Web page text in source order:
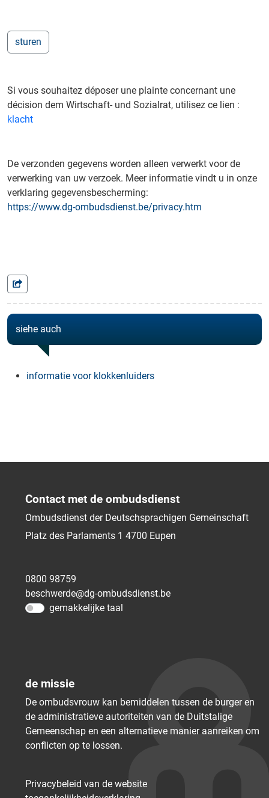
Si vous souhaitez déposer une plainte concernant une
décision dem Wirtschaft- und Sozialrat, utilisez ce lien :
klacht
De verzonden gegevens worden alleen verwerkt voor de
verwerking van uw verzoek. Meer informatie vindt u in onze
verklaring gegevensbescherming:
https://www.dg-ombudsdienst.be/privacy.htm
siehe auch
informatie voor klokkenluiders
Contact met de ombudsdienst
Ombudsdienst der Deutschsprachigen Gemeinschaft
Platz des Parlaments 1 4700 Eupen
0800 98759
beschwerde@dg-ombudsdienst.be
gemakkelijke taal
de missie
De ombudsvrouw kan bemiddelen tussen de burger en
de administratieve autoriteiten van de Duitstalige
Gemeenschap en een alternatieve manier aanreiken om
conflicten op te lossen.
Privacybeleid van de website